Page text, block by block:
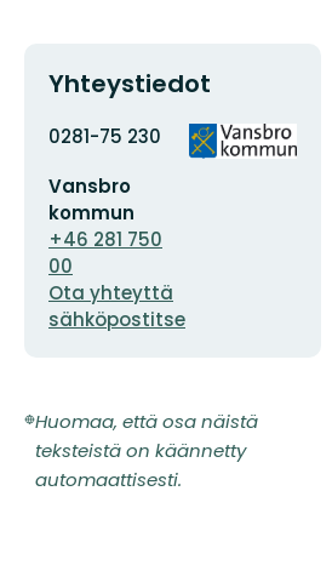
Yhteystiedot
Osoite
0281-75 230
Sähköpostiosoite
Vansbro
kommun
+46 281 750
00
Ota yhteyttä
sähköpostitse
Organisaation
logotyyppi
Huomaa, että osa näistä
teksteistä on käännetty
automaattisesti.